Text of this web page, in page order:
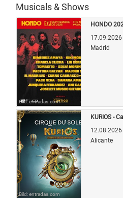
Musicals & Shows
Bild: entradas.com
HONDO
17.09.2026
Madrid
Bild: entradas.com
KURIOS -
12.08.2026
Alicante